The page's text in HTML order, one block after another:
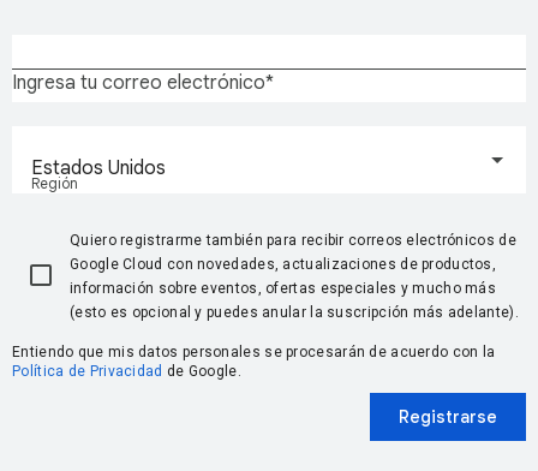
Ingresa tu correo electrónico
Región
Estados Unidos
Quiero registrarme también para recibir correos electrónicos de
Google Cloud con novedades, actualizaciones de productos,
información sobre eventos, ofertas especiales y mucho más
(esto es opcional y puedes anular la suscripción más adelante).
Entiendo que mis datos personales se procesarán de acuerdo con la
Política de Privacidad de Google.
Registrarse